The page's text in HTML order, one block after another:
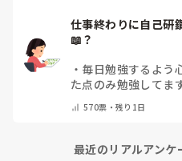
仕事終わりに自己研
📖？
・ 毎日勉強するよう
た点のみ勉強してま
その他（コメントで
570票・残り1日
最近のリアルアンケ